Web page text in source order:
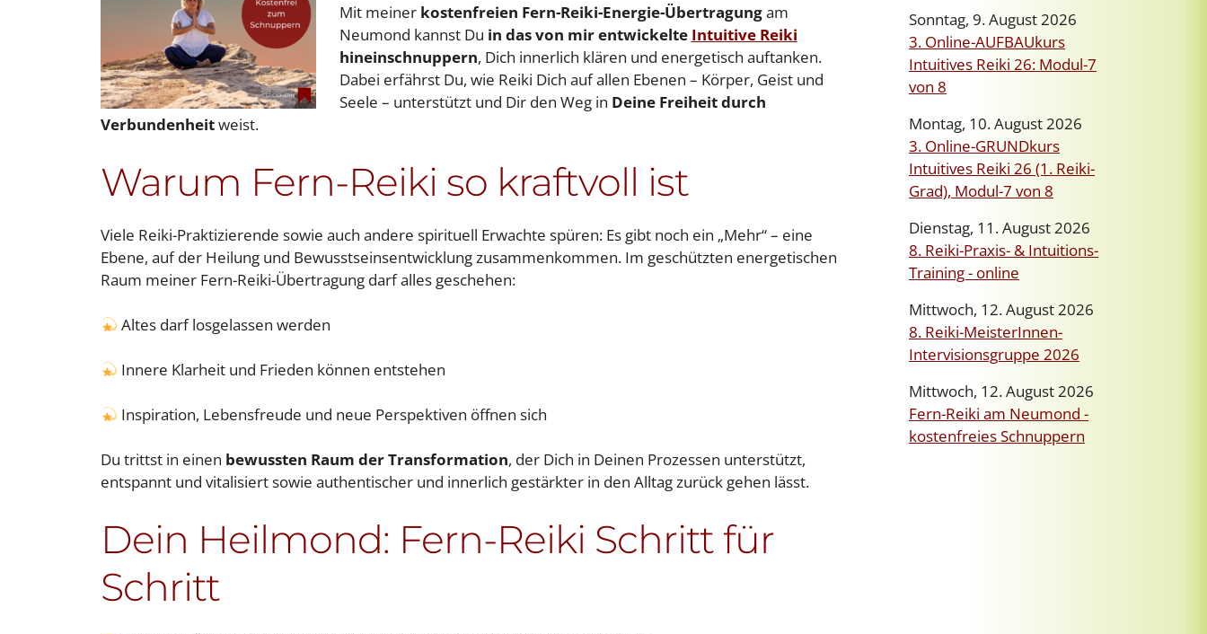
Mit meiner kostenfreien Fern-Reiki-Energie-Übertragungam
Neumond kannst Du in das von mir entwickelte Intuitive Reiki
hineinschnuppern, Dich innerlich klären und energetisch auftanken.
Dabei erfährst Du, wie Reiki Dich auf allen Ebenen – Körper, Geist und
Seele – unterstützt und Dir den Weg in Deine Freiheit durch
Verbundenheitweist.
Warum Fern-Reiki so kraftvoll ist
Viele Reiki-Praktizierende sowie auch andere spirituell Erwachte spüren: Es gibt noch ein „Mehr“ – eine
Ebene, auf der Heilung und Bewusstseinsentwicklung zusammenkommen. Im geschützten energetischen
Raum meiner Fern-Reiki-Übertragung darf alles geschehen:
Altes darf losgelassen werden
Innere Klarheit und Frieden können entstehen
Inspiration, Lebensfreude und neue Perspektiven öffnen sich
Du trittst in einen bewussten Raum der Transformation, der Dich in Deinen Prozessen unterstützt,
entspannt und vitalisiert sowie authentischer und innerlich gestärkter in den Alltag zurück gehen lässt.
Dein Heilmond: Fern-Reiki Schritt für
Schritt
Sonntag, 9. August 2026
3. Online-AUFBAUkurs
Intuitives Reiki 26: Modul-7
von 8
Montag, 10. August 2026
3. Online-GRUNDkurs
Intuitives Reiki 26 (1. Reiki-
Grad), Modul-7 von 8
Dienstag, 11. August 2026
8. Reiki-Praxis- & Intuitions-
Training - online
Mittwoch, 12. August 2026
8. Reiki-MeisterInnen-
Intervisionsgruppe 2026
Mittwoch, 12. August 2026
Fern-Reiki am Neumond -
kostenfreies Schnuppern